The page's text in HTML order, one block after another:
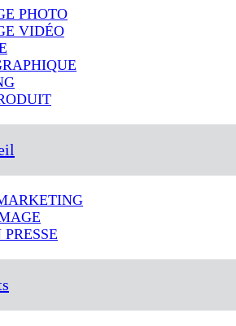
PHOTO
VIDÉO